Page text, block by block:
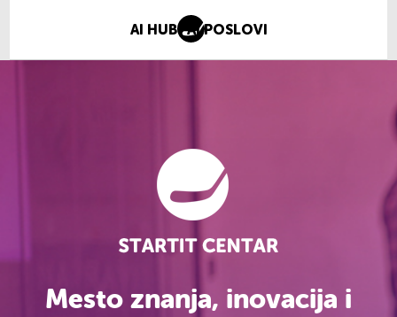
AI HUB AI POSLOVI
Mesto znanja, inovacija i